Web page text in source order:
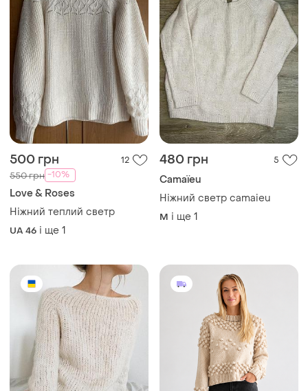
500 грн 12
550 грн -10%
Love & Roses
Ніжний теплий светр
UA 46 і ще 1
480 грн 5
Camaïeu
Ніжний светр camaieu
M і ще 1